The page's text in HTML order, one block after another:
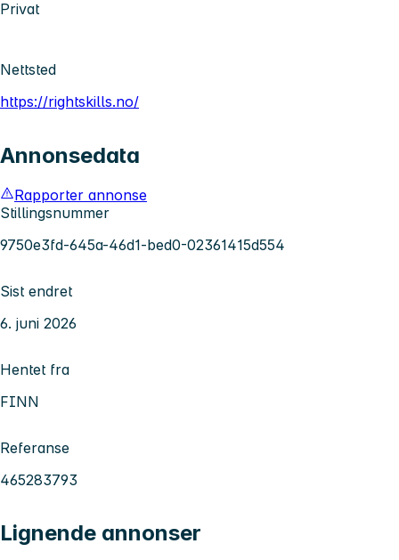
Privat
Nettsted
https://rightskills.no/
Annonsedata
Rapporter annonse
Stillingsnummer
9750e3fd-645a-46d1-bed0-02361415d554
Sist endret
6. juni 2026
Hentet fra
FINN
Referanse
465283793
Lignende annonser